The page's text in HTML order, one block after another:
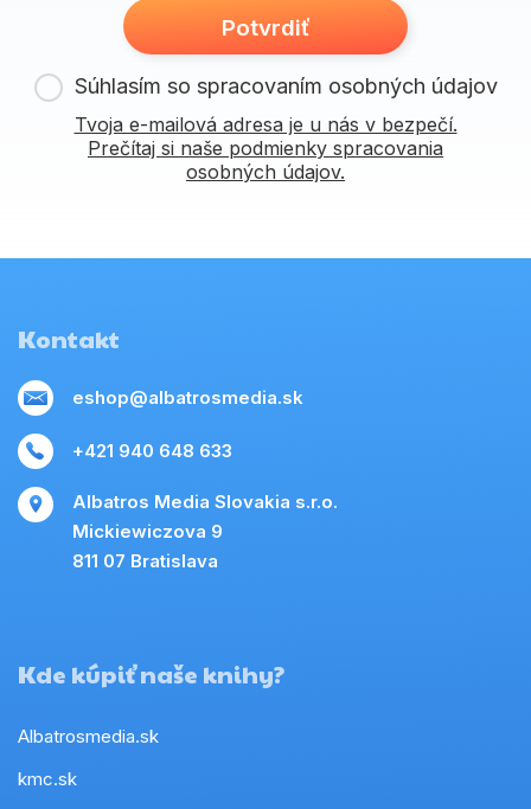
Potvrdiť
Súhlasím so spracovaním osobných údajov
Tvoja e-mailová adresa je u nás v bezpečí.
Prečítaj si naše podmienky spracovania
osobných údajov.
Kontakt
eshop@albatrosmedia.sk
+421 940 648 633
Albatros Media Slovakia s.r.o.
Mickiewiczova 9
811 07 Bratislava
Kde kúpiť naše knihy?
Albatrosmedia.sk
kmc.sk